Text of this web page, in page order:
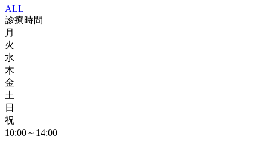
ALL
診療時間
月
火
水
木
金
土
日
祝
10:00～14:00